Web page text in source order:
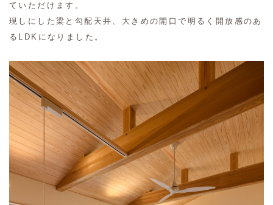
洗面・脱衣室
和室
ていただけます。
現しにした梁と勾配天井、大きめの開口で明るく開放感のあ
るLDKになりました。